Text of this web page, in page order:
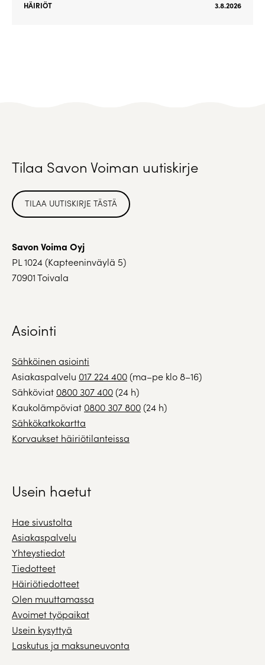
HÄIRIÖT 3.8.2026
Tilaa Savon Voiman uutiskirje
TILAA UUTISKIRJE TÄSTÄ
Savon Voima Oyj
PL 1024 (Kapteeninväylä 5)
70901 Toivala
Asiointi
Sähköinen asiointi
Asiakaspalvelu 017 224 400(ma–pe klo 8–16)
Sähköviat 0800 307 400(24 h)
Kaukolämpöviat 0800 307 800(24 h)
Sähkökatkokartta
Korvaukset häiriötilanteissa
Usein haetut
Hae sivustolta
Asiakaspalvelu
Yhteystiedot
Tiedotteet
Häiriötiedotteet
Olen muuttamassa
Avoimet työpaikat
Usein kysyttyä
Laskutus ja maksuneuvonta